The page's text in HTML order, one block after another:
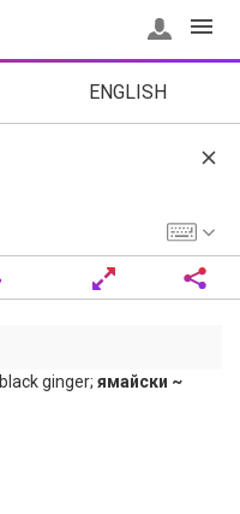
ENGLISH
black ginger; ямайски ~